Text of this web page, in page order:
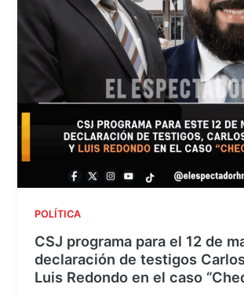
POLÍTICA
CSJ programa para el 12 de
declaración de testigos
Luis Redondo en el caso